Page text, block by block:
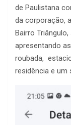
de Paulistana
da corporação,
Bairro
apresentando
roubada,
residência e um